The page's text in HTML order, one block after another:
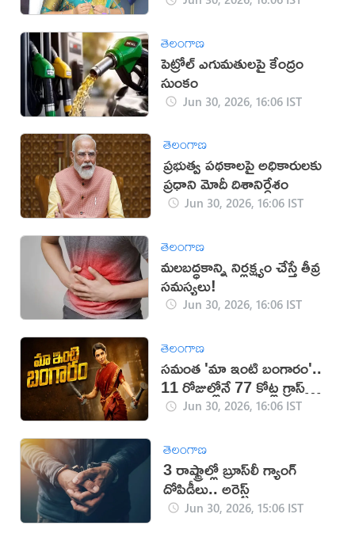
తెలంగాణ
పెట్రోల్ ఎగుమతులపై కేంద్రం
సుంకం
Jun 30, 2026, 16:06 IST
తెలంగాణ
ప్రభుత్వ పథకాలపై అధికారులకు
ప్రధాని మోదీ దిశానిర్దేశం
Jun 30, 2026, 16:06 IST
తెలంగాణ
మలబద్ధకాన్ని నిర్లక్ష్యం చేస్తే తీవ్ర
సమస్యలు!
Jun 30, 2026, 16:06 IST
తెలంగాణ
సమంత 'మా ఇంటి బంగారం'..
11 రోజుల్లోనే 77 కోట్ల గ్రాస్
వసూళ్లు!Jun 30, 2026, 16:06 IST
తెలంగాణ
3 రాష్ట్రాల్లో బ్రూస్‌లీ గ్యాంగ్
దోపిడీలు.. అరెస్ట్
Jun 30, 2026, 15:06 IST